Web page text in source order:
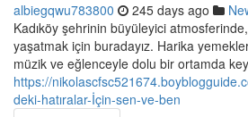
albiegqwu783800 245 days ago
Kadıköy şehrinin büyüleyici
yaşatmak için buradayız. Harika
müzik ve eğlenceyle dolu bir ortamda
https://
deki-hatıralar-İçin-sen-ve-ben